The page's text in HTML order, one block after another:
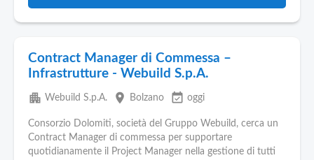
Contract Manager di Commessa –
Infrastrutture - Webuild S.p.A.
apartment Webuild S.p.A. place Bolzano event_available oggi
Consorzio Dolomiti, società del Gruppo Webuild, cerca un
Contract Manager di commessa per supportare
quotidianamente il Project Manager nella gestione di tutti